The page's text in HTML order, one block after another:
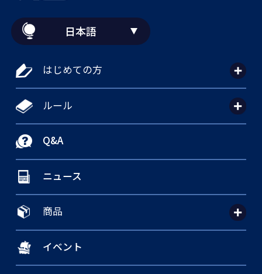
日本語
はじめての方
ルール
Q&A
ニュース
商品
イベント